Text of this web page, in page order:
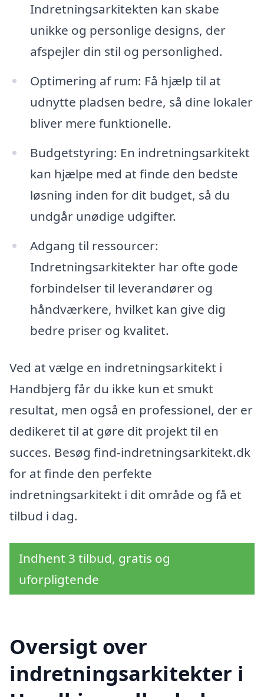
Indretningsarkitekten kan skabe
unikke og personlige designs, der
afspejler din stil og personlighed.
Optimering af rum: Få hjælp til at
udnytte pladsen bedre, så dine lokaler
bliver mere funktionelle.
Budgetstyring: En indretningsarkitekt
kan hjælpe med at finde den bedste
løsning inden for dit budget, så du
undgår unødige udgifter.
Adgang til ressourcer:
Indretningsarkitekter har ofte gode
forbindelser til leverandører og
håndværkere, hvilket kan give dig
bedre priser og kvalitet.
Ved at vælge en indretningsarkitekt i
Handbjerg får du ikke kun et smukt
resultat, men også en professionel, der er
dedikeret til at gøre dit projekt til en
succes. Besøg find-indretningsarkitekt.dk
for at finde den perfekte
indretningsarkitekt i dit område og få et
tilbud i dag.
Indhent 3 tilbud, gratis og
uforpligtende
Oversigt over
indretningsarkitekter i